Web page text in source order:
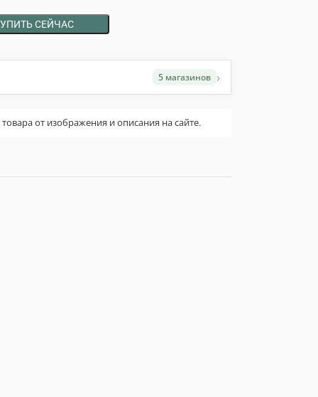
СЕЙЧАС
5 магазинов ›
от изображения и описания на сайте.